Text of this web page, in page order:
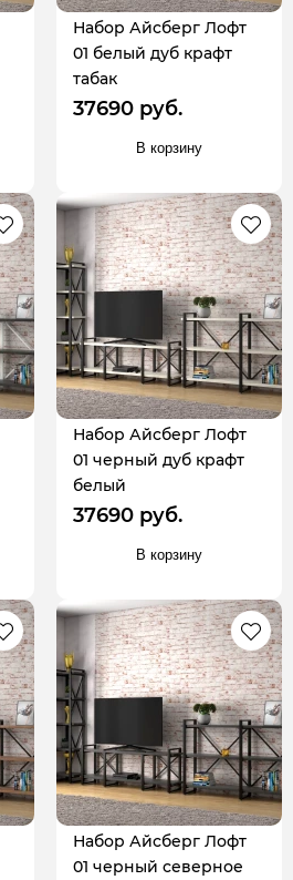
Набор Айсберг Лофт
01 белый дуб крафт
табак
37690 руб.
В корзину
Набор Айсберг Лофт
01 черный дуб крафт
белый
37690 руб.
В корзину
Набор Айсберг Лофт
01 черный северное